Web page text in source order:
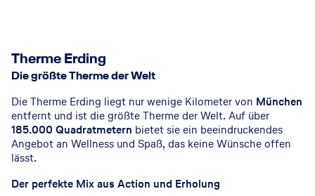
Therme Erding
Die größte Therme der Welt
Die Therme Erding liegt nur wenige Kilometer von München
entfernt und ist die größte Therme der Welt. Auf über
185.000 Quadratmetern bietet sie ein beeindruckendes
Angebot an Wellness und Spaß, das keine Wünsche offen
lässt.
Der perfekte Mix aus Action und Erholung